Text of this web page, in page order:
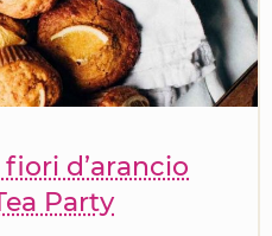
d’arancio
Party